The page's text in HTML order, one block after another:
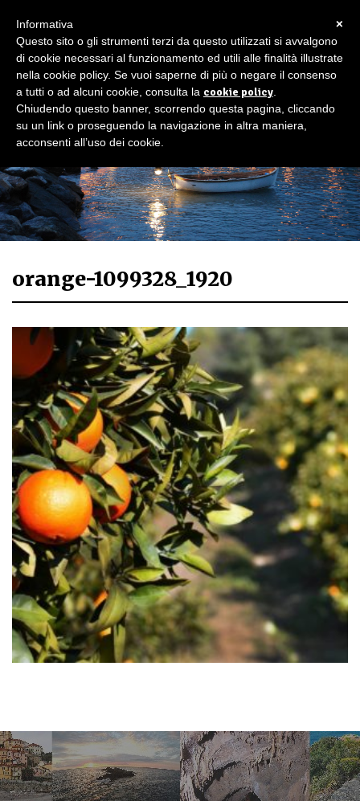
orange-1099328_1920
×
Informativa
Questo sito o gli strumenti terzi da questo utilizzati si avvalgono
di cookie necessari al funzionamento ed utili alle finalità illustrate
nella cookie policy. Se vuoi saperne di più o negare il consenso
a tutti o ad alcuni cookie, consulta la cookie policy
Chiudendo questo banner, scorrendo questa pagina, cliccando
su un link o proseguendo la navigazione in altra maniera,
acconsenti all’uso dei cookie.